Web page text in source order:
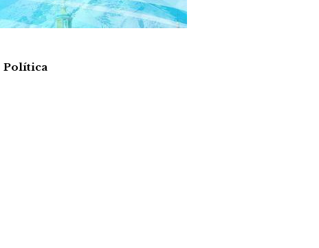
Política